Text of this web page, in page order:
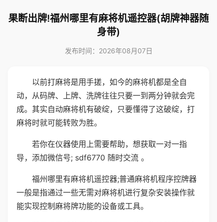
果断出牌!福州哪里有麻将机遥控器(胡牌神器随
身带)
发布时间：2026年08月07日
以前打麻将是用手搓，如今的麻将机都是全自
动，从码牌、上牌、洗牌往往只要一到两分钟就会完
成。其实自动麻将机有破绽，只要懂得了这破绽，打
麻将时就可能转败为胜。
若你在仪器使用上需要帮助，想获取一对一指
导，添加微信号; sdf6770 随时交流 。
福州哪里有麻将机遥控器;普通麻将机程序控牌器
一般是指通过一些无需对麻将机进行复杂安装操作就
能实现控制麻将牌功能的设备或工具。